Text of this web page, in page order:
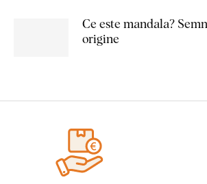
Ce este mandala?
origine